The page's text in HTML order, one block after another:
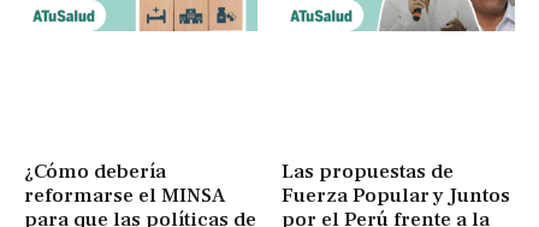
¿Cómo debería
reformarse el MINSA
para que las políticas de
Las propuestas de
Fuerza Popular y Juntos
por el Perú frente a la